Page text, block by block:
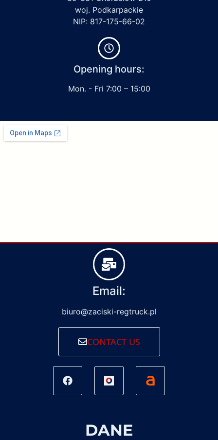
woj. Podkarpackie
NIP: 817-175-66-02
Opening hours:
Mon. - Fri 7:00 – 15:00
Email:
biuro@zaciski-regtruck.pl
CONTACT US
DANE